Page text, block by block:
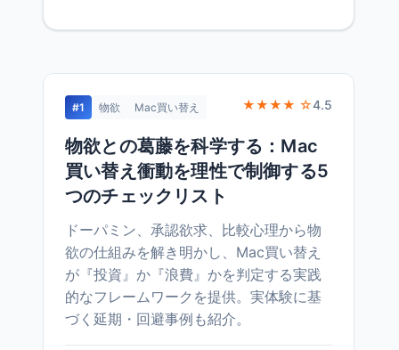
#1 物欲 Mac買い替え ★★★★ ☆4.5
物欲との葛藤を科学する：Mac
買い替え衝動を理性で制御する5
つのチェックリスト
ドーパミン、承認欲求、比較心理から物
欲の仕組みを解き明かし、Mac買い替え
が『投資』か『浪費』かを判定する実践
的なフレームワークを提供。実体験に基
づく延期・回避事例も紹介。